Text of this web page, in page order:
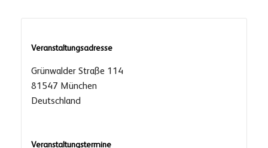
Veranstaltungsadresse
Grünwalder Straße 114
81547 München
Deutschland
Veranstaltungstermine